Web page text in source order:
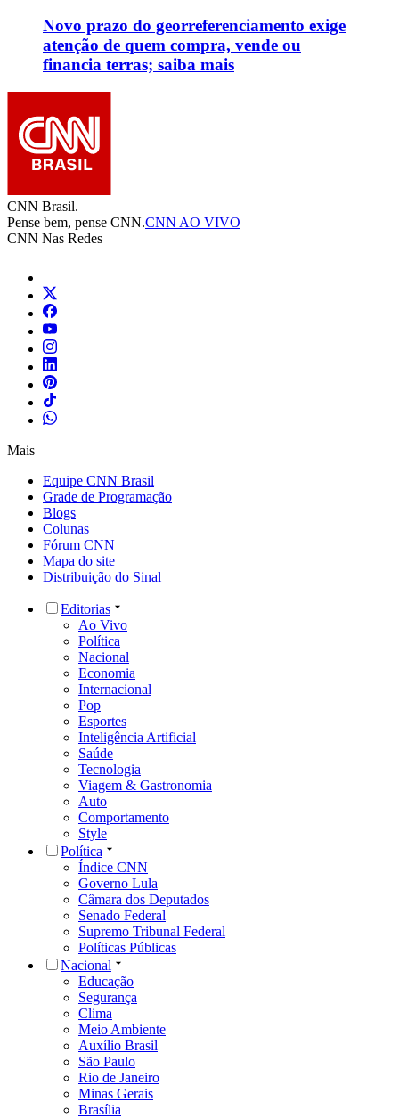
Novo prazo do georreferenciamento exige
atenção de quem compra, vende ou
financia terras; saiba mais
CNN Brasil.
Pense bem, pense CNN.CNN AO VIVO
CNN Nas Redes
Mais
Equipe CNN Brasil
Grade de Programação
Blogs
Colunas
Fórum CNN
Mapa do site
Distribuição do Sinal
Editorias
Ao Vivo
Política
Nacional
Economia
Internacional
Pop
Esportes
Inteligência Artificial
Saúde
Tecnologia
Viagem & Gastronomia
Auto
Comportamento
Style
Política
Índice CNN
Governo Lula
Câmara dos Deputados
Senado Federal
Supremo Tribunal Federal
Políticas Públicas
Nacional
Educação
Segurança
Clima
Meio Ambiente
Auxílio Brasil
São Paulo
Rio de Janeiro
Minas Gerais
Brasília